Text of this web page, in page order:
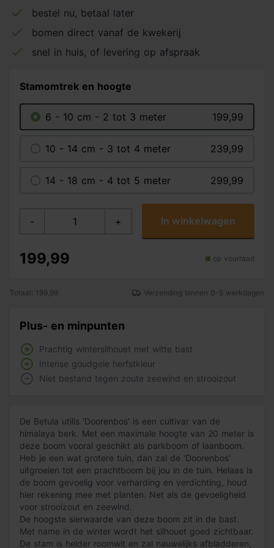
bestel nu, betaal later
bomen direct vanaf de kwekerij
snel in huis, of levering op afspraak
Stamomtrek en hoogte
6 - 10 cm - 2 tot 3 meter 199,99
10 - 14 cm - 3 tot 4 meter 239,99
14 - 18 cm - 4 tot 5 meter 299,99
- + In winkelwagen
199,99 op voorraad
Totaal: 199,99 Verzending binnen 0-5 werkdagen
Plus- en minpunten
Prachtig wintersilhouet met witte bast
Intense goudgele herfstkleur
Niet bestand tegen zoute zeewind en strooizout
De Betula utilis 'Doorenbos' is een cultivar van de
himalaya berk. Met een maximale hoogte van 20 meter is
deze boom vooral geschikt als parkboom of laanboom.
Heb je een wat grotere tuin, dan zal de 'Doorenbos'
uitgroeien tot een prachtboom bij jou in de tuin. Helaas is
de boom gevoelig voor verharding en verdichting, houd
hier rekening mee met planten. Net als de gevoeligheid
voor strooizout en zeewind.
De hoogste sierwaarde van deze boom zit in de bast.
Met name in de winter wordt het silhouet goed zichtbaar.
De stam is helder roomwit en zal nauwelijks afbladderen,